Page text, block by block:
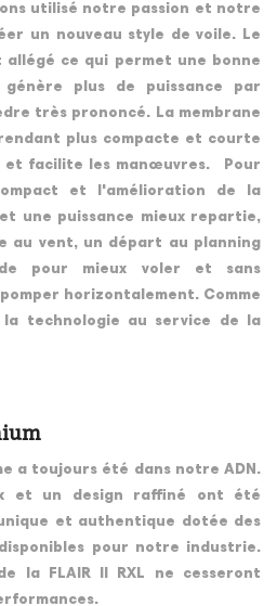
utilisé notre passion et notre
un nouveau style de voile. Le
ce qui permet une bonne
plus de puissance par
très prononcé. La membrane
plus compacte et courte
et facilite les manœuvres. Pour
et l'amélioration de la
une puissance mieux repartie,
au vent, un départ au planning
pour mieux voler et sans
horizontalement. Comme
technologie au service de la
a toujours été dans notre ADN.
et un design raffiné ont été
et authentique dotée des
pour notre industrie.
la FLAIR II RXL ne cesseront